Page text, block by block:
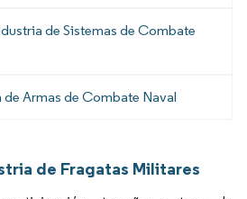
de Sistemas de Combate
Armas de Combate Naval
de Fragatas Militares